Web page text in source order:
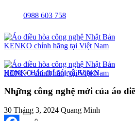
0988 603 758
Home»Báo chí nói về Kenko
Những công nghệ mới của áo
30 Tháng 3, 2024 Quang Minh